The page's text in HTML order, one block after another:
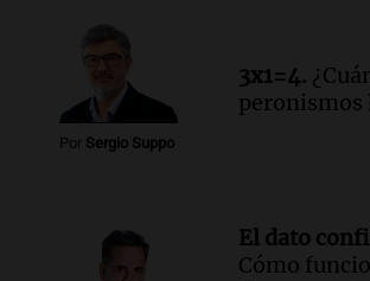
Por Sergio Suppo
3x1=4.
peronismos
El dato
Cómo